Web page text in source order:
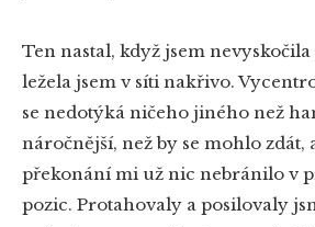
Ten nastal, když jsem nevyskočila
ležela jsem v síti nakřivo.
se nedotýká ničeho jiného než
náročnější, než by se mohlo zdát,
překonání mi už nic nebránilo v
pozic. Protahovaly a posilovaly